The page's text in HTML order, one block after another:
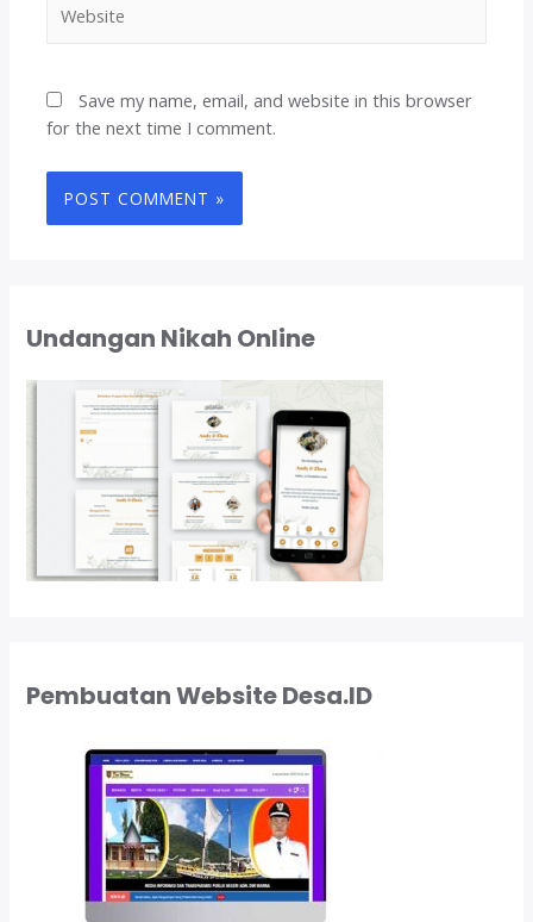
Save my name, email, and website in this browser
for the next time I comment.
Undangan Nikah Online
Pembuatan Website Desa.ID